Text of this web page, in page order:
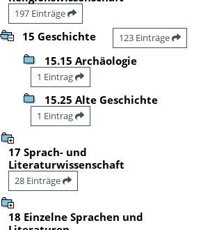
197 Einträge
15 Geschichte 123 Einträge
15.15 Archäologie
1 Eintrag
15.25 Alte Geschichte
1 Eintrag
17 Sprach- und
Literaturwissenschaft
28 Einträge
18 Einzelne Sprachen und